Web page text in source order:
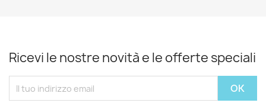
Ricevi le nostre novità e le offerte speciali